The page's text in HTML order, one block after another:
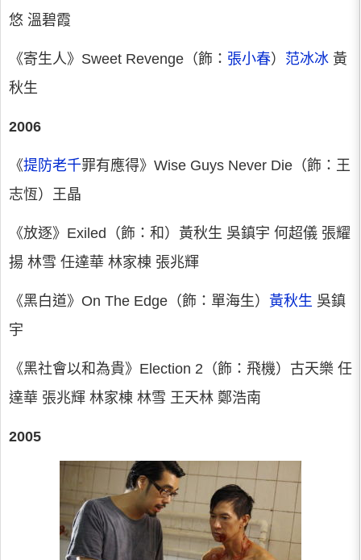
悠 溫碧霞
《寄生人》Sweet Revenge（飾： 張小春） 范冰冰 黃
秋生
2006
《提防老千罪有應得》Wise Guys Never Die（飾：王
志恆）王晶
《放逐》Exiled（飾：和）黃秋生 吳鎮宇 何超儀 張耀
揚 林雪 任達華 林家棟 張兆輝
《黑白道》On The Edge（飾：單海生） 黃秋生 吳鎮
宇
《黑社會以和為貴》Election 2（飾：飛機）古天樂 任
達華 張兆輝 林家棟 林雪 王天林 鄭浩南
2005